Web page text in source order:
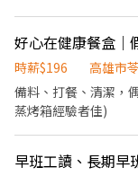
午、中秋 💚年資代金 💸滿一年有年假代金、年度體檢 💙不定時舉辦
習，無經驗也可以
時薪$196
高雄市
備料、打餐、清潔，
蒸烤箱經驗者佳)